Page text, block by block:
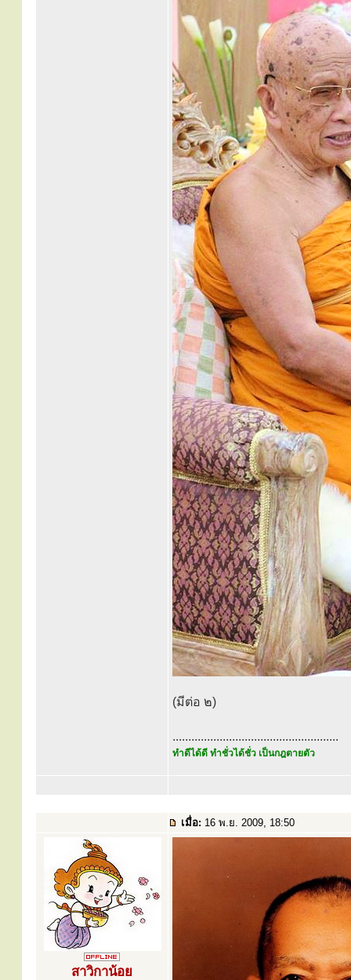
(มีต่อ ๒)
.....................................................
ทำดีได้ดี ทำชั่วได้ชั่ว เป็นกฎตายตัว
เมื่อ: 16 พ.ย. 2009, 18:50
สาวิกาน้อย